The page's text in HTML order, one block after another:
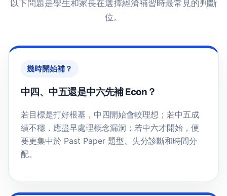
以下問題是學生和家長在選擇經濟補習時最常見的判斷
位。
幾時開始補？
中四、中五還是中六先補 Econ？
若目標是打好根基，中四開始會較理想；若中五成
績不穩，應盡早處理概念漏洞；若中六才開始，便
要更集中於 Past Paper 題型、失分診斷和時間分
配。